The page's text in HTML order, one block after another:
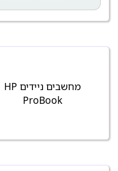
מחשבים ניידים HP
ProBook